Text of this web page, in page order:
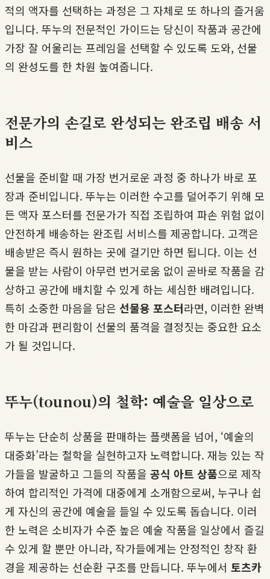
적의 액자를 선택하는 과정은 그 자체로 또 하나의 즐거움
입니다. 뚜누의 전문적인 가이드는 당신이 작품과 공간에
가장 잘 어울리는 프레임을 선택할 수 있도록 도와, 선물
의 완성도를 한 차원 높여줍니다.
전문가의 손길로 완성되는 완조립 배송 서
비스
선물을 준비할 때 가장 번거로운 과정 중 하나가 바로 포
장과 준비입니다. 뚜누는 이러한 수고를 덜어주기 위해 모
든 액자 포스터를 전문가가 직접 조립하여 파손 위험 없이
안전하게 배송하는 완조립 서비스를 제공합니다. 고객은
배송받은 즉시 원하는 곳에 걸기만 하면 됩니다. 이는 선
물을 받는 사람이 아무런 번거로움 없이 곧바로 작품을 감
상하고 공간에 배치할 수 있게 하는 세심한 배려입니다.
특히 소중한 마음을 담은 선물용 포스터라면, 이러한 완벽
한 마감과 편리함이 선물의 품격을 결정짓는 중요한 요소
가 될 것입니다.
뚜누(tounou)의 철학: 예술을 일상으로
뚜누는 단순히 상품을 판매하는 플랫폼을 넘어, ‘예술의
대중화’라는 철학을 실현하고자 노력합니다. 재능 있는 작
가들을 발굴하고 그들의 작품을 공식 아트 상품으로 제작
하여 합리적인 가격에 대중에게 소개함으로써, 누구나 쉽
게 자신의 공간에 예술을 들일 수 있도록 돕습니다. 이러
한 노력은 소비자가 수준 높은 예술 작품을 일상에서 즐길
수 있게 할 뿐만 아니라, 작가들에게는 안정적인 창작 환
경을 제공하는 선순환 구조를 만듭니다. 뚜누에서 토츠카